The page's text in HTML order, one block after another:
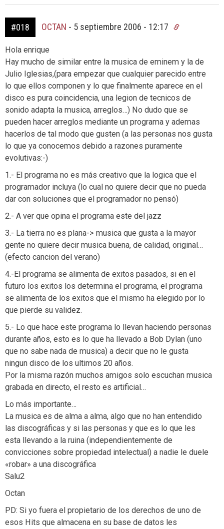
#018 OCTAN - 5 septiembre 2006 - 12:17
Hola enrique
Hay mucho de similar entre la musica de eminem y la de
Julio Iglesias,(para empezar que cualquier parecido entre
lo que ellos componen y lo que finalmente aparece en el
disco es pura coincidencia, una legion de tecnicos de
sonido adapta la musica, arreglos…) No dudo que se
pueden hacer arreglos mediante un programa y ademas
hacerlos de tal modo que gusten (a las personas nos gusta
lo que ya conocemos debido a razones puramente
evolutivas:-)
1.- El programa no es más creativo que la logica que el
programador incluya (lo cual no quiere decir que no pueda
dar con soluciones que el programador no pensó)
2.- A ver que opina el programa este del jazz
3.- La tierra no es plana-> musica que gusta a la mayor
gente no quiere decir musica buena, de calidad, original…
(efecto cancion del verano)
4.-El programa se alimenta de exitos pasados, si en el
futuro los exitos los determina el programa, el programa
se alimenta de los exitos que el mismo ha elegido por lo
que pierde su validez.
5.- Lo que hace este programa lo llevan haciendo personas
durante años, esto es lo que ha llevado a Bob Dylan (uno
que no sabe nada de musica) a decir que no le gusta
ningun disco de los ultimos 20 años.
Por la misma razón muchos amigos solo escuchan musica
grabada en directo, el resto es artificial…
Lo más importante…
La musica es de alma a alma, algo que no han entendido
las discográficas y si las personas y que es lo que les
esta llevando a la ruina (independientemente de
convicciones sobre propiedad intelectual) a nadie le duele
«robar» a una discográfica
Salu2
Octan
PD: Si yo fuera el propietario de los derechos de uno de
esos Hits que almacena en su base de datos les